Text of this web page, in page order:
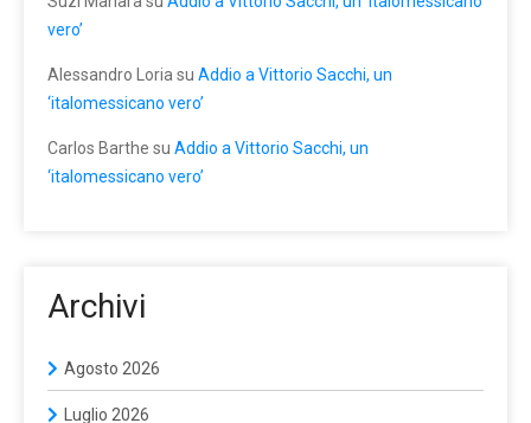
vero’
Alessandro Loria su Addio a Vittorio Sacchi, un
‘italomessicano vero’
Carlos Barthe su Addio a Vittorio Sacchi, un
‘italomessicano vero’
Archivi
Agosto 2026
Luglio 2026